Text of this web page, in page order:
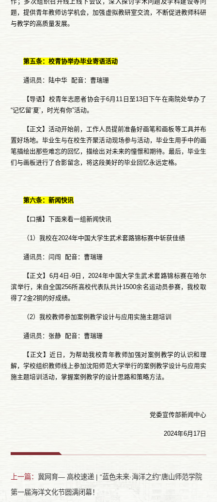
题，提供青年教师访学机会，加强虚拟教研室交流，不断促进教师科研
与教学的高质量发展。
第五条：校青协举办毕业寄语活动
通讯员：陆中华 配音：曹瑞珊
【导语】校青年志愿者协会于6月11日至13日下午在南院处举办了
“记忆留‘夏’，时光有你”活动。
【正文】活动开始前，工作人员提前准备好画笔和画板等工具并布
置好场地。毕业生与在校生齐聚活动现场参与活动，毕业生用手中的画
笔描绘出那些难忘的回忆，描绘出对未来的憧憬和期待。最后，毕业生
们与画板进行了合影留念，将这段美好的毕业回忆永远定格。
第六条：新闻快讯
【口播】下面来看一组新闻快讯
（1）我校在2024年中国大学生武术套路锦标赛中斩获佳绩
通讯员：闫闯 配音：曹瑞珊
【正文】6月4日-9日，2024年中国大学生武术套路锦标赛在哈尔
滨举行，来自全国256所高校代表队共计1500余名运动员参赛，我校取
得了2金2铜的好成绩。
（2）我校教师参加案例教学设计与应用实施主题培训
通讯员：张静 配音：曹瑞珊
【正文】近日，为帮助我校青年教师加强对案例教学的认识和理
解，学校组织教师线上参加沈阳师范大学举行的案例教学设计与应用实
施主题培训活动，掌握案例教学的设计思路和策略方法。
党委宣传部新闻中心
2024年6月17日
上一篇： 冀网育— 高校速递 | “蓝色未来·海洋之约”唐山师范学院
第一届海洋文化节圆满闭幕！